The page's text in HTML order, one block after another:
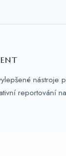
nástroje
reportování